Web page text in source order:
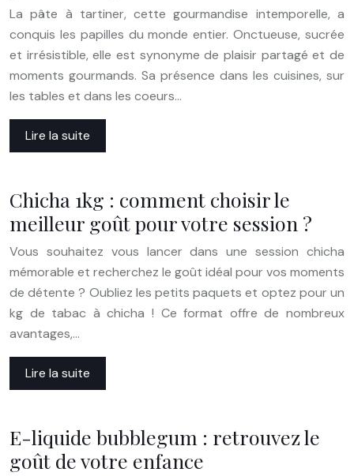
La pâte à tartiner, cette gourmandise intemporelle, a
conquis les papilles du monde entier. Onctueuse, sucrée
et irrésistible, elle est synonyme de plaisir partagé et de
moments gourmands. Sa présence dans les cuisines, sur
les tables et dans les coeurs…
Lire la suite
Chicha 1kg : comment choisir le
meilleur goût pour votre session ?
Vous souhaitez vous lancer dans une session chicha
mémorable et recherchez le goût idéal pour vos moments
de détente ? Oubliez les petits paquets et optez pour un
kg de tabac à chicha ! Ce format offre de nombreux
avantages,…
Lire la suite
E-liquide bubblegum : retrouvez le
goût de votre enfance